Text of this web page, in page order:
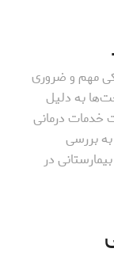
مهم و ضروری
به دلیل
خدمات درمانی
بررسی
در